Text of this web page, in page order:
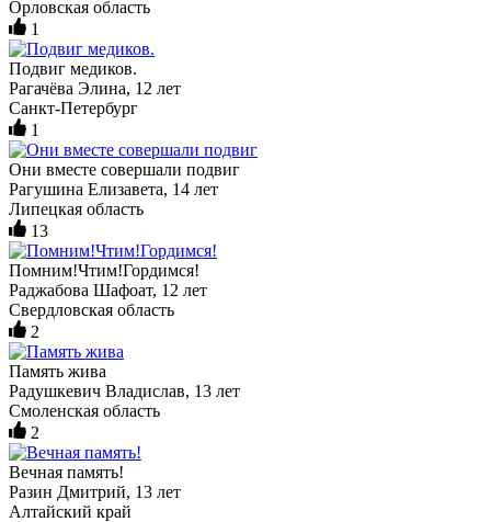
Орловская область
1
Подвиг медиков.
Рагачёва Элина, 12 лет
Санкт-Петербург
1
Они вместе совершали подвиг
Рагушина Елизавета, 14 лет
Липецкая область
13
Помним!Чтим!Гордимся!
Раджабова Шафоат, 12 лет
Свердловская область
2
Память жива
Радушкевич Владислав, 13 лет
Смоленская область
2
Вечная память!
Разин Дмитрий, 13 лет
Алтайский край